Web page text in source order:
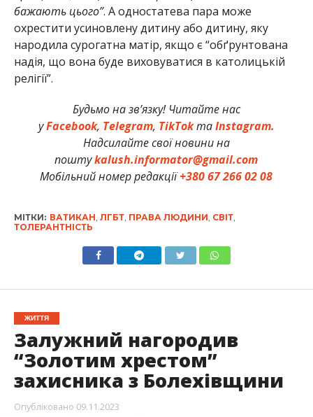
бажають цього”. А одностатева пара може
охрестити усиновлену дитину або дитину, яку
народила сурогатна матір, якщо є “обґрунтована
надія, що вона буде виховуватися в католицькій
релігії”.
Будьмо на зв’язку! Читайте нас
уFacebook, Telegram, TikTokтаInstagram.
Надсилайте свої новини на
поштуkalush.informator@gmail.com
Мобільний номер редакції+380 67 266 02 08
МІТКИ: ВАТИКАН ЛГБТ, ПРАВА ЛЮДИНИ СВІТ,
ТОЛЕРАНТНІСТЬ
ЖИТТЯ
Залужний нагородив
“Золотим хрестом”
захисника з Болехівщини
Опубліковано 09.11.2023